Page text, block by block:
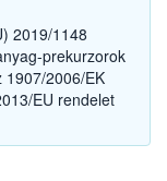
2019/1148
prekurzorok
1907/2006/EK
EU rendelet